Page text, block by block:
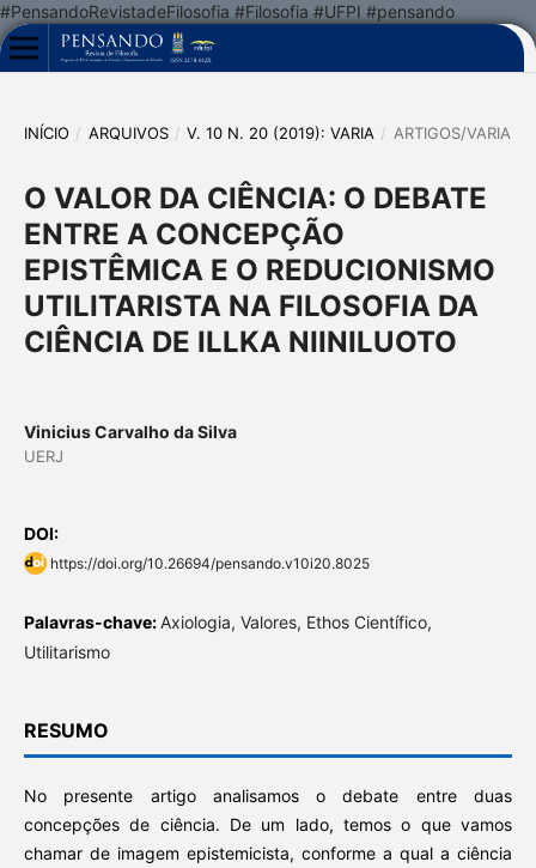
#PensandoRevistadeFilosofia #Filosofia #UFPI #pensando
INÍCIO / ARQUIVOS / V. 10 N. 20 (2019): VARIA / ARTIGOS/VARIA
O VALOR DA CIÊNCIA: O DEBATE
ENTRE A CONCEPÇÃO
EPISTÊMICA E O REDUCIONISMO
UTILITARISTA NA FILOSOFIA DA
CIÊNCIA DE ILLKA NIINILUOTO
Vinicius Carvalho da Silva
UERJ
DOI:
https://doi.org/10.26694/pensando.v10i20.8025
Palavras-chave:Axiologia, Valores, Ethos Científico,
Utilitarismo
RESUMO
No presente artigo analisamos o debate entre duas
concepções de ciência. De um lado, temos o que vamos
chamar de imagem epistemicista, conforme a qual a ciência